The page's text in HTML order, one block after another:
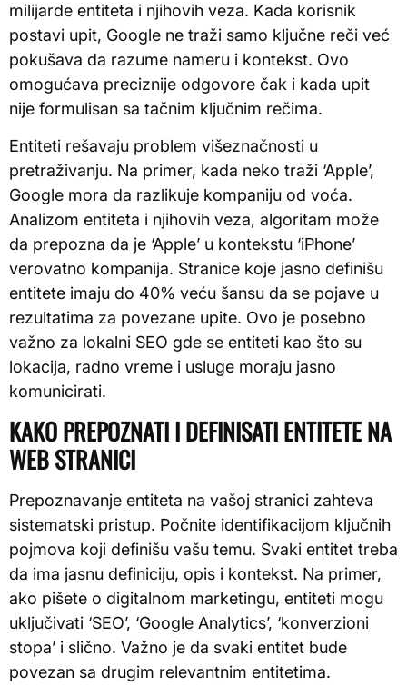
milijarde entiteta i njihovih veza. Kada korisnik
postavi upit, Google ne traži samo ključne reči već
pokušava da razume nameru i kontekst. Ovo
omogućava preciznije odgovore čak i kada upit
nije formulisan sa tačnim ključnim rečima.
Entiteti rešavaju problem višeznačnosti u
pretraživanju. Na primer, kada neko traži ‘Apple’,
Google mora da razlikuje kompaniju od voća.
Analizom entiteta i njihovih veza, algoritam može
da prepozna da je ‘Apple’ u kontekstu ‘iPhone’
verovatno kompanija. Stranice koje jasno definišu
entitete imaju do 40% veću šansu da se pojave u
rezultatima za povezane upite. Ovo je posebno
važno za lokalni SEO gde se entiteti kao što su
lokacija, radno vreme i usluge moraju jasno
komunicirati.
KAKO PREPOZNATI I DEFINISATI ENTITETE NA
WEB STRANICI
Prepoznavanje entiteta na vašoj stranici zahteva
sistematski pristup. Počnite identifikacijom ključnih
pojmova koji definišu vašu temu. Svaki entitet treba
da ima jasnu definiciju, opis i kontekst. Na primer,
ako pišete o digitalnom marketingu, entiteti mogu
uključivati ‘SEO’, ‘Google Analytics’, ‘konverzioni
stopa’ i slično. Važno je da svaki entitet bude
povezan sa drugim relevantnim entitetima.